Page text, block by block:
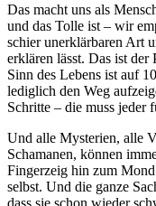
Das macht uns als
und das Tolle ist – wir
schier unerklärbaren Art
erklären lässt. Das ist
Sinn des Lebens ist auf
lediglich den Weg
Schritte – die muss jeder
Und alle Mysterien, alle
Schamanen, können
Fingerzeig hin zum
selbst. Und die ganze
dass sie schon wieder